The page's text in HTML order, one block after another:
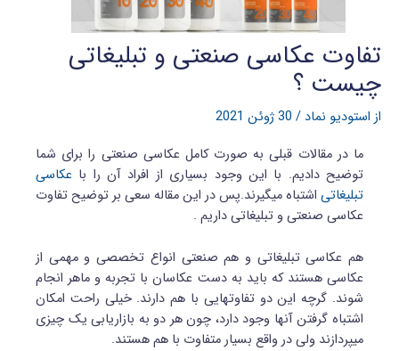
تفاوت عکاسی صنعتی و تبلیغاتی
چیست ؟
از استودیو نماد/ 30 ژوئن 2021
ما در مقالات قبلی به صورت کامل عکاسی صنعتی را برای شما
توضیح دادیم. با این وجود بسیاری از افراد آن را با عکاسی
تبلیغاتی
اشتباه می‎گیرند.پس در این مقاله سعی بر توضیح تفاوت
عکاسی صنعتی و تبلیغاتی داریم .
هم عکاسی تبلیغاتی و هم صنعتی انواع تخصصی و مهمی از
عکاسی هستند که باید به دست عکاسان با تجربه و ماهر انجام
شوند. گرچه این دو تفاوت‎‏هایی با هم دارند. خیلی راحت امکان
اشتباه گرفتن آن‎ها وجود دارد، چون هر دو به بازاریابی یک چیزی
می‎پردازند ولی در واقع بسیار متفاوت با هم هستند.